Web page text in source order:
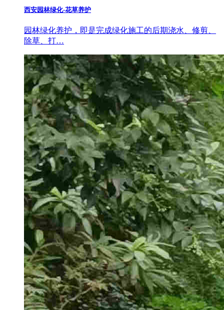
西安园林绿化-花草养护
园林绿化养护，即是完成绿化施工的后期浇水、修剪、
除草、打…